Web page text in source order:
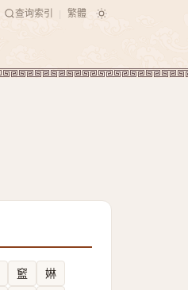
查询索引 繁體
䆾
㛦